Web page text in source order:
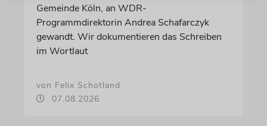
Gemeinde Köln, an WDR-
Programmdirektorin Andrea Schafarczyk
gewandt. Wir dokumentieren das Schreiben
im Wortlaut
von Felix Schotland
07.08.2026